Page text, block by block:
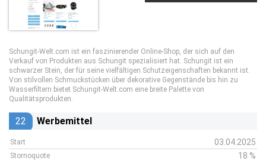
Schungit-Welt.com ist ein faszinierender Online-Shop, der sich auf den
Verkauf von Produkten aus Schungit spezialisiert hat. Schungit ist ein
schwarzer Stein, der für seine vielfältigen Schutzeigenschaften bekannt ist.
Von stilvollen Schmuckstücken über dekorative Gegenstände bis hin zu
Wasserfiltern bietet Schungit-Welt.com eine breite Palette von
Qualitätsprodukten.
22 Werbemittel
Start 03.04.2025
Stornoquote 18 %